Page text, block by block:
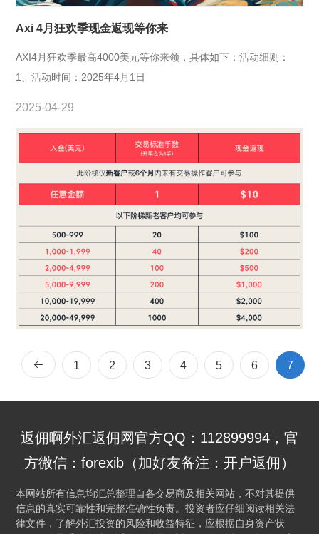
Axi 4月狂欢季现金返现等你来
AXI4月狂欢季最高4000美元等你来领，具体如下：活动细则：
1、活动时间：2025年4月1日
2025-04-29
1 2 3 4 5 6 7
返佣啊外汇返佣网官方QQ：112899994，官
方微信：forexib（加好友备注：开户返佣）
本网站所有信息均汇总整理自各交易商及相关网站，不对其提供
信息的真实可靠性和完整准确性负责。投资者应仔细阅读相关法
律文件，了解外汇投资的风险和收益特征，应根据自身资产状